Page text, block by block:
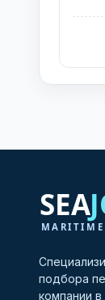
подбора
компании